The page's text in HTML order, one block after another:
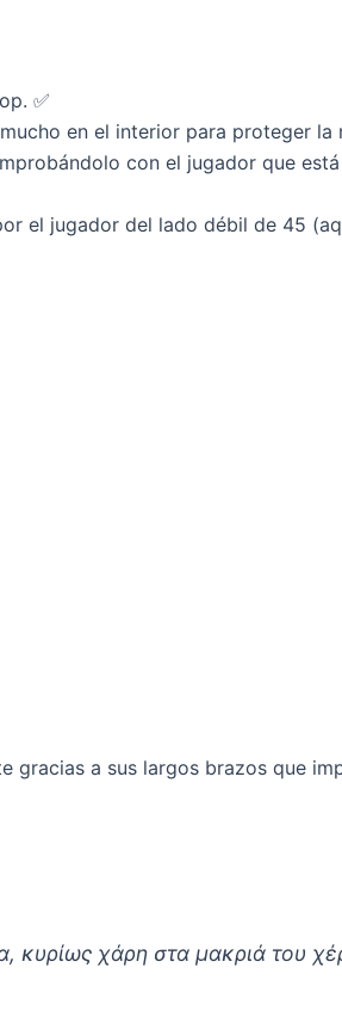
✅
en el interior para proteger
con el jugador que
el jugador del lado débil de 45
a sus largos brazos que
κυρίως χάρη στα μακριά του